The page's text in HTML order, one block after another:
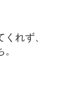
れず、